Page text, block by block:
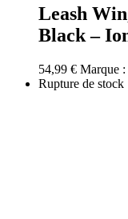
Leash
Black –
54,99 € Marque :
Rupture de stock